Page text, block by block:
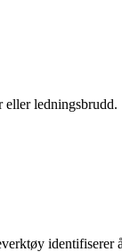
eller ledningsbrudd.
identifiserer